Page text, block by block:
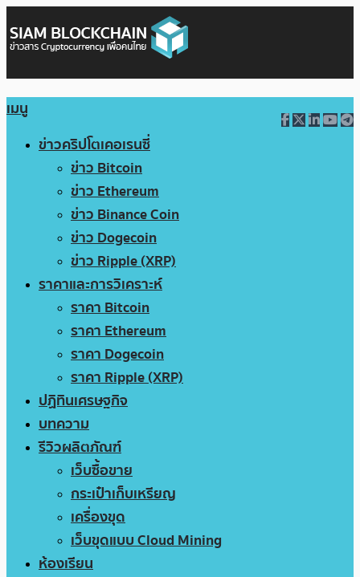
เมนู
ข่าวคริปโตเคอเรนซี่
ข่าว Bitcoin
ข่าว Ethereum
ข่าว Binance Coin
ข่าว Dogecoin
ข่าว Ripple (XRP)
ราคาและการวิเคราะห์
ราคา Bitcoin
ราคา Ethereum
ราคา Dogecoin
ราคา Ripple (XRP)
ปฏิทินเศรษฐกิจ
บทความ
รีวิวผลิตภัณฑ์
เว็บซื้อขาย
กระเป๋าเก็บเหรียญ
เครื่องขุด
เว็บขุดแบบ Cloud Mining
ห้องเรียน